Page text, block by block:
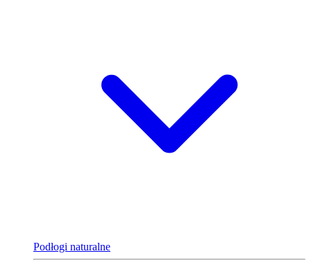
Podłogi naturalne